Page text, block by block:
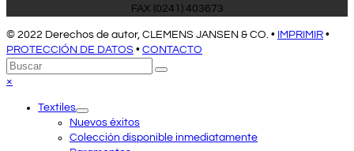
FAX (0241) 403673
© 2022 Derechos de autor, CLEMENS JANSEN & CO. • IMPRIMIR •
PROTECCIÓN DE DATOS • CONTACTO
Volver
arriba
Buscar
Enviar
×
menuTextiles
Nuevos éxitos
Colección disponible inmediatamente